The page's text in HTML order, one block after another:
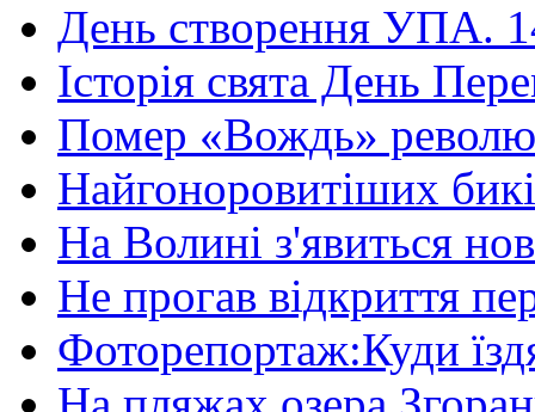
День створення УПА.
Історія свята День
Помер «Вождь»
Найгоноровитіших
На Волині з'явиться
Не прогав відкриття
Фоторепортаж:Куди